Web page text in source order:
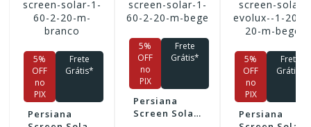
5%
OFF
no
PIX
Frete
Grátis*
Persiana
5%
OFF
no
PIX
Frete
Grátis*
Persiana
Screen Solar
5%
OFF
no
PIX
Frete
Grátis*
Persiana